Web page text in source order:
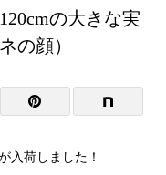
の大きな実
の顔）
入荷しました！